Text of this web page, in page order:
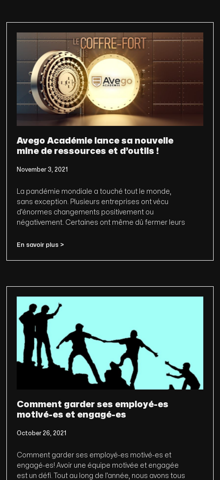
Avego Académie lance sa nouvelle
mine de ressources et d’outils !
November 3, 2021
La pandémie mondiale a touché tout le monde,
sans exception. Plusieurs entreprises ont vécu
d’énormes changements positivement ou
négativement. Certaines ont même dû fermer leurs
En savoir plus >
Comment garder ses employé-es
motivé-es et engagé-es
October 26, 2021
Comment garder ses employé-es motivé-es et
engagé-es! Avoir une équipe motivée et engagée
est un défi. Tout au long de l’année, nous avons tous